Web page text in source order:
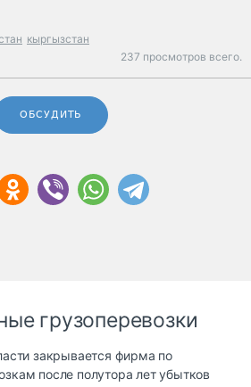
кыргызстан
237 просмотров всего.
ОБСУДИТЬ
грузоперевозки
закрывается фирма по
после полутора лет убытков